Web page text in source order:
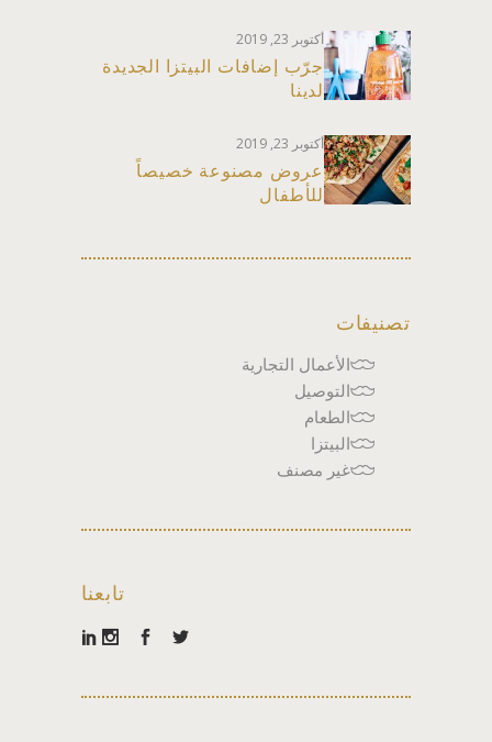
أكتوبر 23, 2019
جرّب إضافات البيتزا الجديدة
لدينا
أكتوبر 23, 2019
عروض مصنوعة خصيصاً
للأطفال
تصنيفات
الأعمال التجارية
التوصيل
الطعام
البيتزا
غير مصنف
تابعنا